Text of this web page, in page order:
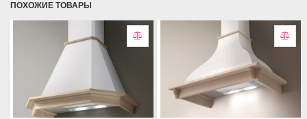
ПОХОЖИЕ ТОВАРЫ